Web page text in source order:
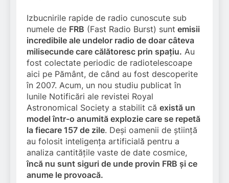
Izbucnirile rapide de radio cunoscute sub
numele de FRB (Fast Radio Burst) sunt emisii
incredibile ale undelor radio de doar câteva
milisecunde care călătoresc prin spațiu. Au
fost colectate periodic de radiotelescoape
aici pe Pământ, de când au fost descoperite
în 2007. Acum, un nou studiu publicat în
lunile Notificări ale revistei Royal
Astronomical Society a stabilit că există un
model într-o anumită explozie care se repetă
la fiecare 157 de zile. Deși oamenii de știință
au folosit inteligența artificială pentru a
analiza cantitățile vaste de date cosmice,
încă nu sunt siguri de unde provin FRB și ce
anume le provoacă.